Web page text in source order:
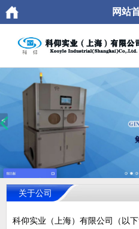
网站
关于公司
科仰实业（上海）有限公司（以